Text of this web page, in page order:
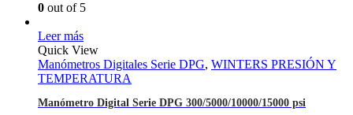
0 out of 5
Leer más
Quick View
Manómetros Digitales Serie DPG, WINTERS PRESIÓN Y
TEMPERATURA
Manómetro Digital Serie DPG 300/5000/10000/15000 psi